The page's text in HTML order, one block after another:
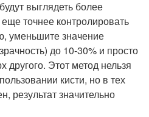
выглядеть более
точнее контролировать
уменьшите значение
до 10-30% и просто
другого. Этот метод нельзя
кисти, но в тех
результат значительно